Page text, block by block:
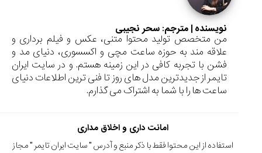
نویسنده | مترجم: سحر نجیبی
من متخصص تولید محتوا متنی، عکس و فیلم برداری و
علاقه مند به حوزه ساعت مچی و اکسسوری، دنیای مد و
فشن با تجربه کافی در این زمینه هستم. و در سایت ایران
تایمر از جدیدترین مدل های روز تا فنی ترین اطلاعات دنیای
ساعت ها را با شما به اشتراک می گذارم.
امانت داری و اخلاق مداری
استفاده از این محتوا فقط با ذکر منبع و آدرس "سایت ایران تایمر " مجاز